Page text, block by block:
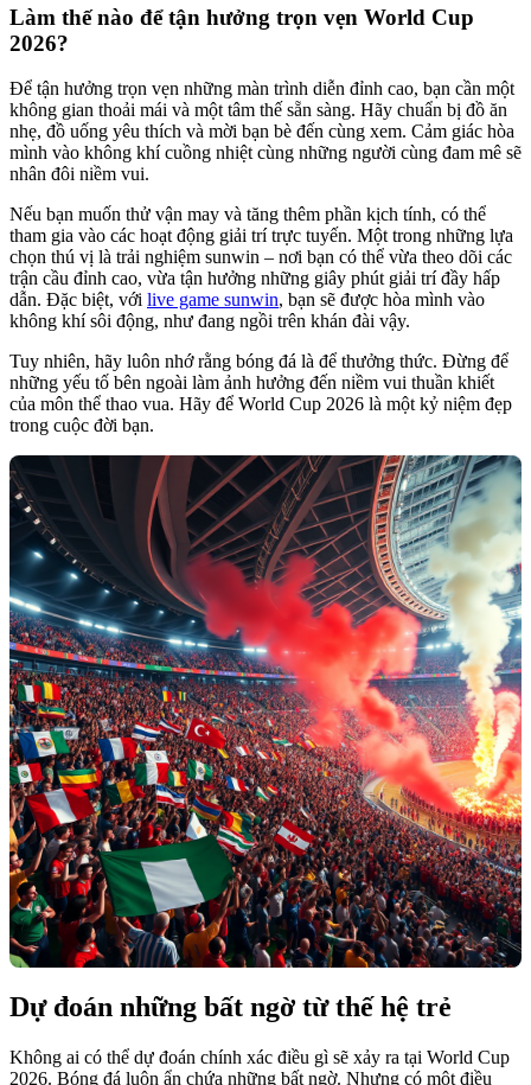
Làm thế nào để tận hưởng trọn vẹn World Cup
2026?
Để tận hưởng trọn vẹn những màn trình diễn đỉnh cao, bạn cần một
không gian thoải mái và một tâm thế sẵn sàng. Hãy chuẩn bị đồ ăn
nhẹ, đồ uống yêu thích và mời bạn bè đến cùng xem. Cảm giác hòa
mình vào không khí cuồng nhiệt cùng những người cùng đam mê sẽ
nhân đôi niềm vui.
Nếu bạn muốn thử vận may và tăng thêm phần kịch tính, có thể
tham gia vào các hoạt động giải trí trực tuyến. Một trong những lựa
chọn thú vị là trải nghiệm sunwin – nơi bạn có thể vừa theo dõi các
trận cầu đỉnh cao, vừa tận hưởng những giây phút giải trí đầy hấp
dẫn. Đặc biệt, với live game sunwin, bạn sẽ được hòa mình vào
không khí sôi động, như đang ngồi trên khán đài vậy.
Tuy nhiên, hãy luôn nhớ rằng bóng đá là để thưởng thức. Đừng để
những yếu tố bên ngoài làm ảnh hưởng đến niềm vui thuần khiết
của môn thể thao vua. Hãy để World Cup 2026 là một kỷ niệm đẹp
trong cuộc đời bạn.
Dự đoán những bất ngờ từ thế hệ trẻ
Không ai có thể dự đoán chính xác điều gì sẽ xảy ra tại World Cup
2026. Bóng đá luôn ẩn chứa những bất ngờ. Nhưng có một điều